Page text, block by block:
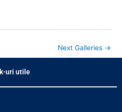
Next Galleries →
uri utile